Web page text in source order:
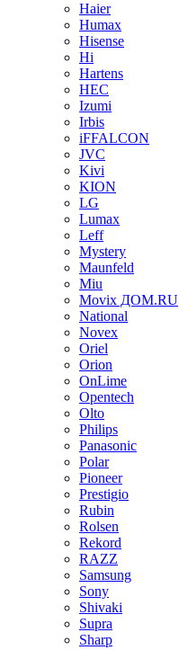
Haier
Humax
Hisense
Hi
Hartens
HEC
Izumi
Irbis
iFFALCON
JVC
Kivi
KION
LG
Lumax
Leff
Mystery
Maunfeld
Miu
Movix ДОМ.RU
National
Novex
Oriel
Orion
OnLime
Opentech
Olto
Philips
Panasonic
Polar
Pioneer
Prestigio
Rubin
Rolsen
Rekord
RAZZ
Samsung
Sony
Shivaki
Supra
Sharp